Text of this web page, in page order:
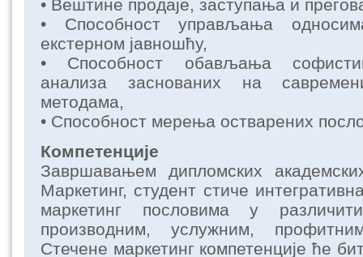
• Вештине продаје, заступања и
• Способност управљања
екстерном јавношћу,
• Способност обављања
анализа заснованих на
методама,
• Способност мерења остварених
Компетенције
Завршавањем дипломских
Маркетинг, студент стиче
маркетинг пословима у
производним, услужним,
Стечене маркетинг компетенције ће